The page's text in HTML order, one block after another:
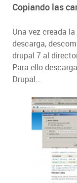
Copiando las
Una vez creada
descarga,
drupal 7 al
Para ello
Drupal…